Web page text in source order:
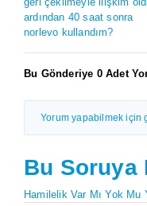
ardından 40 saat sonra
norlevo kullandım?
Bu Gönderiye 0 Adet
Yorum yapabilmek için
Bu Soruya
Hamilelik Var Mı Yok Mu